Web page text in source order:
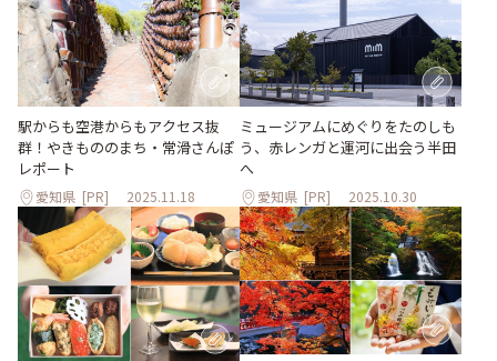
駅からも空港からもアクセス抜
群！やきもののまち・常滑さんぽ
レポート
愛知県 [PR] 2025.11.18
ミュージアムにめぐりをたのしも
う、赤レンガと運河に出会う半田
へ
愛知県 [PR] 2025.10.30